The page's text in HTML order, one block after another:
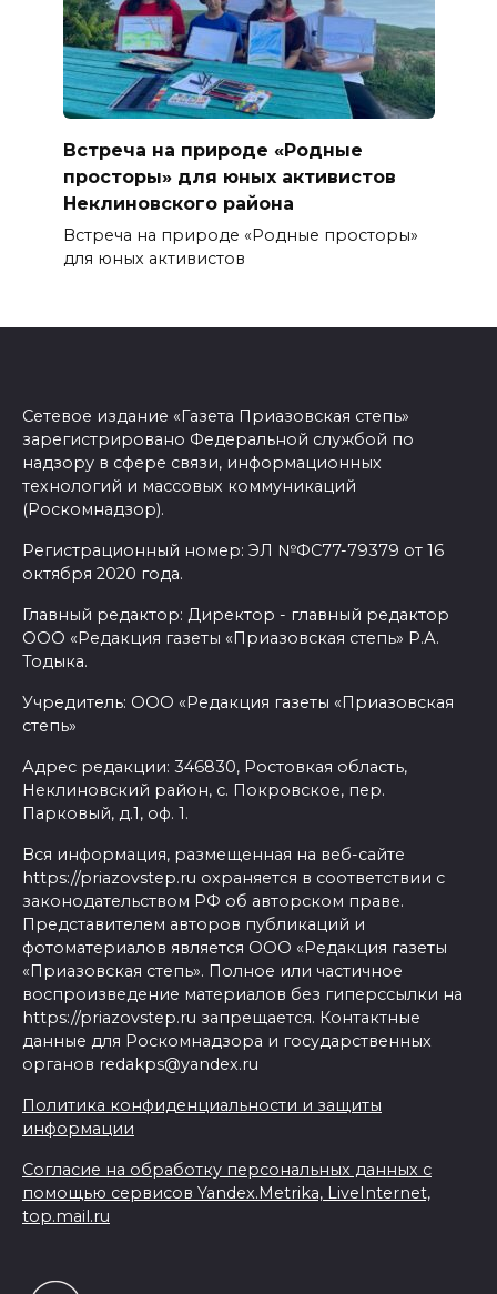
Встреча на природе «Родные
просторы» для юных активистов
Неклиновского района
Встреча на природе «Родные просторы»
для юных активистов
Сетевое издание «Газета Приазовская степь»
зарегистрировано Федеральной службой по
надзору в сфере связи, информационных
технологий и массовых коммуникаций
(Роскомнадзор).
Регистрационный номер: ЭЛ №ФС77-79379 от 16
октября 2020 года.
Главный редактор: Директор - главный редактор
ООО «Редакция газеты «Приазовская степь» Р.А.
Тодыка.
Учредитель: ООО «Редакция газеты «Приазовская
степь»
Адрес редакции: 346830, Ростовкая область,
Неклиновский район, с. Покровское, пер.
Парковый, д.1, оф. 1.
Вся информация, размещенная на веб-сайте
https://priazovstep.ru охраняется в соответствии с
законодательством РФ об авторском праве.
Представителем авторов публикаций и
фотоматериалов является ООО «Редакция газеты
«Приазовская степь». Полное или частичное
воспроизведение материалов без гиперссылки на
https://priazovstep.ru запрещается. Контактные
данные для Роскомнадзора и государственных
органов redakps@yandex.ru
Политика конфиденциальности и защиты
информации
Согласие на обработку персональных данных с
помощью сервисов Yandex.Metrika, LiveInternet,
top.mail.ru